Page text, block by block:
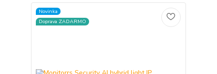
Novinka
Doprava ZADARMO